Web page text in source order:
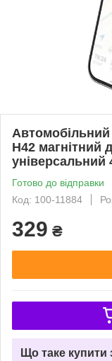
H42 магнітний
універсальний
Готово до відправки
Код: 100-11884
329 ₴
Що таке купити